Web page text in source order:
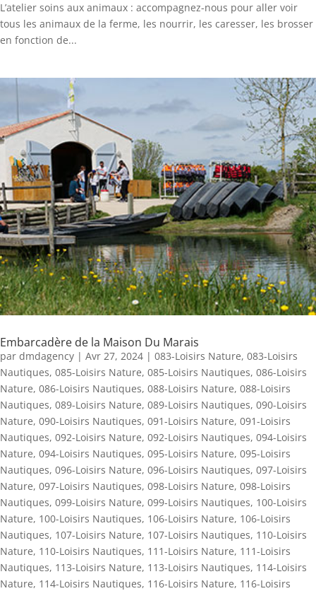
L’atelier soins aux animaux : accompagnez-nous pour aller voir
tous les animaux de la ferme, les nourrir, les caresser, les brosser
en fonction de...
Embarcadère de la Maison Du Marais
par dmdagency | Avr 27, 2024 | 083-Loisirs Nature, 083-Loisirs
Nautiques, 085-Loisirs Nature, 085-Loisirs Nautiques, 086-Loisirs
Nature, 086-Loisirs Nautiques, 088-Loisirs Nature, 088-Loisirs
Nautiques, 089-Loisirs Nature, 089-Loisirs Nautiques, 090-Loisirs
Nature, 090-Loisirs Nautiques, 091-Loisirs Nature, 091-Loisirs
Nautiques, 092-Loisirs Nature, 092-Loisirs Nautiques, 094-Loisirs
Nature, 094-Loisirs Nautiques, 095-Loisirs Nature, 095-Loisirs
Nautiques, 096-Loisirs Nature, 096-Loisirs Nautiques, 097-Loisirs
Nature, 097-Loisirs Nautiques, 098-Loisirs Nature, 098-Loisirs
Nautiques, 099-Loisirs Nature, 099-Loisirs Nautiques, 100-Loisirs
Nature, 100-Loisirs Nautiques, 106-Loisirs Nature, 106-Loisirs
Nautiques, 107-Loisirs Nature, 107-Loisirs Nautiques, 110-Loisirs
Nature, 110-Loisirs Nautiques, 111-Loisirs Nature, 111-Loisirs
Nautiques, 113-Loisirs Nature, 113-Loisirs Nautiques, 114-Loisirs
Nature, 114-Loisirs Nautiques, 116-Loisirs Nature, 116-Loisirs